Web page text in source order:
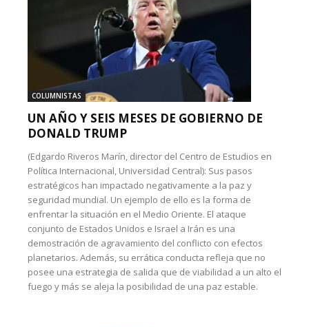
COLUMNISTAS
UN AÑO Y SEIS MESES DE GOBIERNO DE
DONALD TRUMP
(Edgardo Riveros Marín, director del Centro de Estudios en
Política Internacional, Universidad Central): Sus pasos
estratégicos han impactado negativamente a la paz y
seguridad mundial. Un ejemplo de ello es la forma de
enfrentar la situación en el Medio Oriente. El ataque
conjunto de Estados Unidos e Israel a Irán es una
demostración de agravamiento del conflicto con efectos
planetarios. Además, su errática conducta refleja que no
posee una estrategia de salida que de viabilidad a un alto el
fuego y más se aleja la posibilidad de una paz estable.